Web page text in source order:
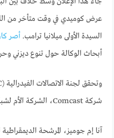
عرض كوميدي في وقت متأخر من
السيدة الأولى ميلانيا ترامب. أصر
أبحاث الوكالة حول تنوع ديزني
شركة Comcast، الشركة الأم لشبكة NBC News ومحطاتها.
آنا إم جوميز، المرشحة